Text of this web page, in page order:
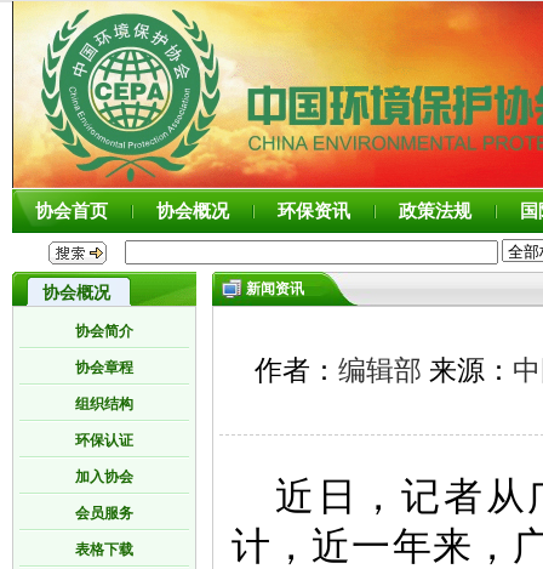
协会首页 协会概况 环保资讯 政策法规
协会概况
协会简介
协会章程
组织结构
环保认证
加入协会
会员服务
表格下载
新闻资讯
作者： 编辑部 来源：
近日，记者从
计，近一年来，